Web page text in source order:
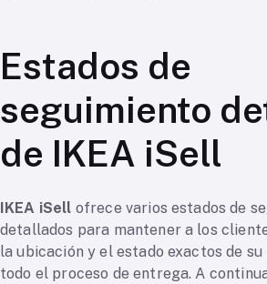
Estados de
seguimiento
de IKEA iSell
IKEA iSell ofrece varios estados de
detallados para mantener a los
la ubicación y el estado exactos de
todo el proceso de entrega. A